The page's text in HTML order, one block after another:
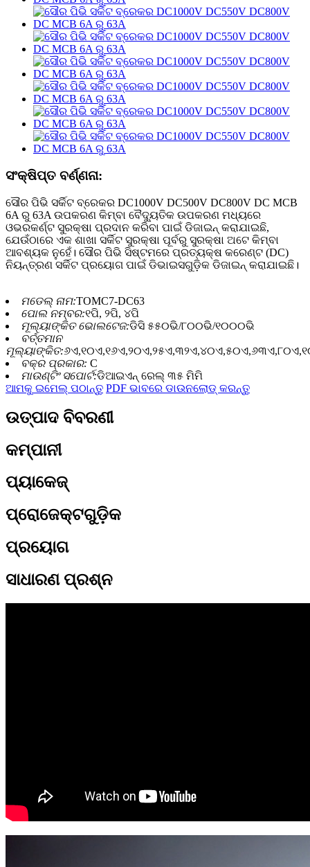
ସଂକ୍ଷିପ୍ତ ବର୍ଣ୍ଣନା:
ସୌର ପିଭି ସର୍କିଟ ବ୍ରେକର DC1000V DC500V DC800V DC MCB
6A ରୁ 63A ଉପକରଣ କିମ୍ବା ବୈଦ୍ୟୁତିକ ଉପକରଣ ମଧ୍ୟରେ
ଓଭରକର୍ଣ୍ଟ ସୁରକ୍ଷା ପ୍ରଦାନ କରିବା ପାଇଁ ଡିଜାଇନ୍ କରାଯାଇଛି,
ଯେଉଁଠାରେ ଏକ ଶାଖା ସର୍କିଟ ସୁରକ୍ଷା ପୂର୍ବରୁ ସୁରକ୍ଷା ଅଟେ କିମ୍ବା
ଆବଶ୍ୟକ ନୁହେଁ। ସୌର ପିଭି ସିଷ୍ଟମରେ ପ୍ରତ୍ୟକ୍ଷ କରେଣ୍ଟ (DC)
ନିୟନ୍ତ୍ରଣ ସର୍କିଟ ପ୍ରୟୋଗ ପାଇଁ ଡିଭାଇସଗୁଡ଼ିକ ଡିଜାଇନ୍ କରାଯାଇଛି।
ମଡେଲ୍ ନାମ:TOMC7-DC63
ପୋଲ ନମ୍ବର:୧ପି, ୨ପି, ୪ପି
ମୂଲ୍ୟାଙ୍କିତ ଭୋଲଟେଜ:ଡିସି ୫୫୦ଭି/୮୦୦ଭି/୧୦୦୦ଭି
ବର୍ତ୍ତମାନ
ମୂଲ୍ୟାଙ୍କିତ:
ବକ୍ର ପ୍ରକାର: C
ମାଉଣ୍ଟିଂ ସପୋର୍ଟ:ଡିଆଇଏନ୍ ରେଲ୍ ୩୫ ମିମି
ଆମକୁ ଇମେଲ୍ ପଠାନ୍ତୁ PDF ଭାବରେ ଡାଉନଲୋଡ୍ କରନ୍ତୁ
ଉତ୍ପାଦ ବିବରଣୀ
କମ୍ପାନୀ
ପ୍ୟାକେଜ୍
ପ୍ରୋଜେକ୍ଟଗୁଡ଼ିକ
ପ୍ରୟୋଗ
ସାଧାରଣ ପ୍ରଶ୍ନ